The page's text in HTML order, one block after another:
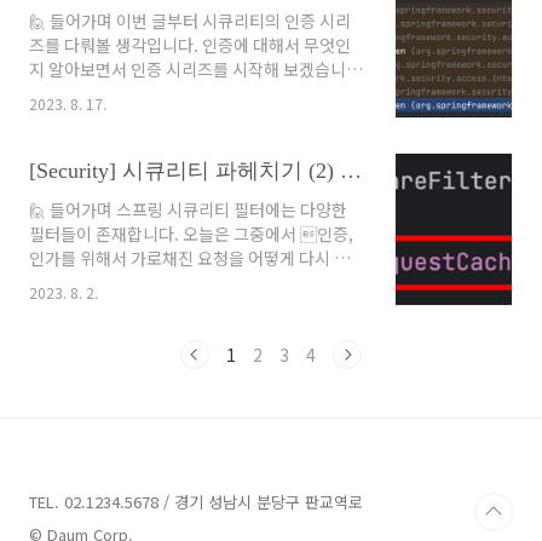
관리를 도와주는 도구입니다. 심지어 오픈 소스
입니다! 😋 🤔 왜 사용할까? 저는 개발을 할 때
DDL을 직접 작성해서 관리하는 것을 선호합니
다. 스키마에 변경사항이 생기면 하나하나 수정
가 많다면 이 과정..
🙋 들어가며 이번 글부터 시큐리티의 인증 시리
즈를 다뤄볼 생각입니다. 인증에 대해서 무엇인
지 알아보면서 인증 시리즈를 시작해 보겠습니
다. 또한, 어떤 객체에 인증 정보를 담을지까지 알
아보겠습니다. 🙆‍♂️ 인증(Authentication)? 인
는 절차입니다. 보안에 민감한 정보를 다룬다면
당연히 누가 사용하는지 확인하고 접근시켜야 합
니다. 자세하게 어떻게 동작하는지는 몰라도, 인
증하려면 정보를 담아줄 그릇이 필요할 것 같습
니다. 바로 이 그릇이 Authentication 객체입니
다. 🪙 Authentication 인터페이스
구현되어 있습니다. public in..
2023. 8. 17.
[Security] 시큐리티 파헤치기 (2) : RequestCacheAwareFilter, RequestCache
🙋 들어가며 스프링 시큐리티 필터에는 다양한
필터들이 존재합니다. 오늘은 그중에서 인증,
인가를 위해서 가로채진 요청을 어떻게 다시 수
RequestCacheAwareFilter 이름에서 어떤 역
청에 대한 캐시를 알고 있는 필터 같습니다. 동작
핵심입니다. 요청한 자원이 인증이 필요하다면
요청을 가로채 인증한 뒤 다시 원래 요청으로 되
2023. 8. 2.
1 2 3 4
TEL. 02.1234.5678 / 경기 성남시 분당구 판교역로
© Daum Corp.